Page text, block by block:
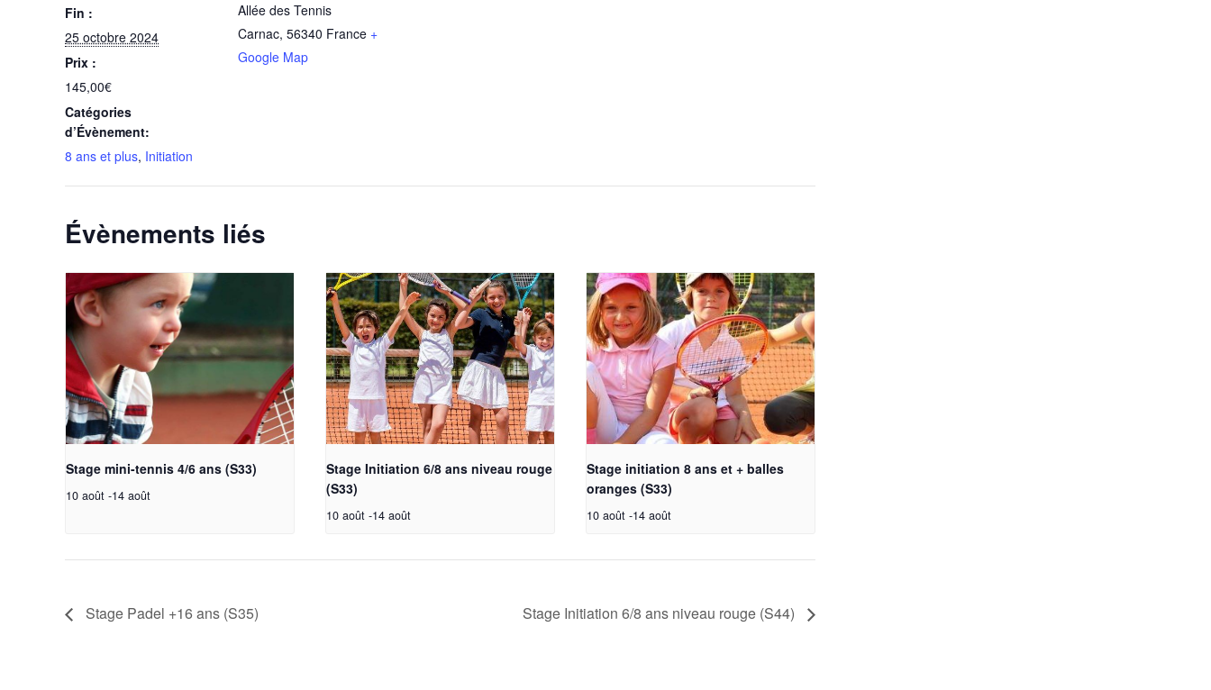
Fin :
25 octobre 2024
Prix :
145,00€
Catégories
d’Évènement:
8 ans et plus, Initiation
Allée des Tennis
Carnac, 56340 France +
Google Map
Évènements liés
Stage mini-tennis 4/6 ans (S33)
10 août -14 août
Stage Initiation 6/8 ans niveau rouge
(S33)
10 août -14 août
Stage initiation 8 ans et + balles
oranges (S33)
10 août -14 août
Stage Padel +16 ans (S35) Stage Initiation 6/8 ans niveau rouge (S44)